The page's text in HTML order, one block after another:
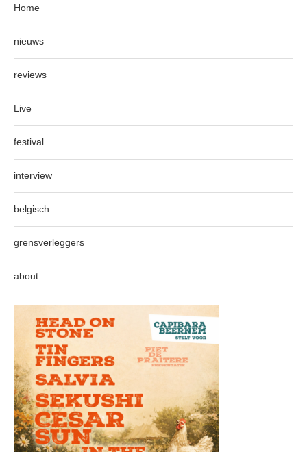
Home
nieuws
reviews
Live
festival
interview
belgisch
grensverleggers
about